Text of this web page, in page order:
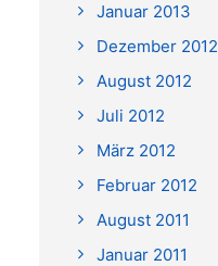
Januar 2013
Dezember 2012
August 2012
Juli 2012
März 2012
Februar 2012
August 2011
Januar 2011